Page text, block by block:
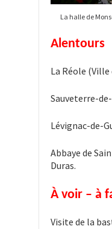
La halle de
Alentours
La Réole (Ville
Sauveterre-
Lévignac-de-
Abbaye de
Duras.
À voir – à
Visite de la